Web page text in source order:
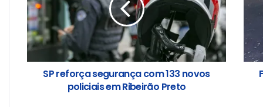
SP reforça segurança com 133 novos
policiais em Ribeirão Preto